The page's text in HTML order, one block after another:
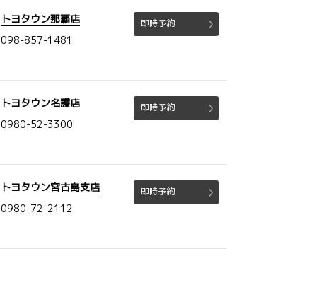
トヨタウン那覇店
098-857-1481
即時予約
トヨタウン名護店
0980-52-3300
即時予約
トヨタウン宮古島支店
0980-72-2112
即時予約